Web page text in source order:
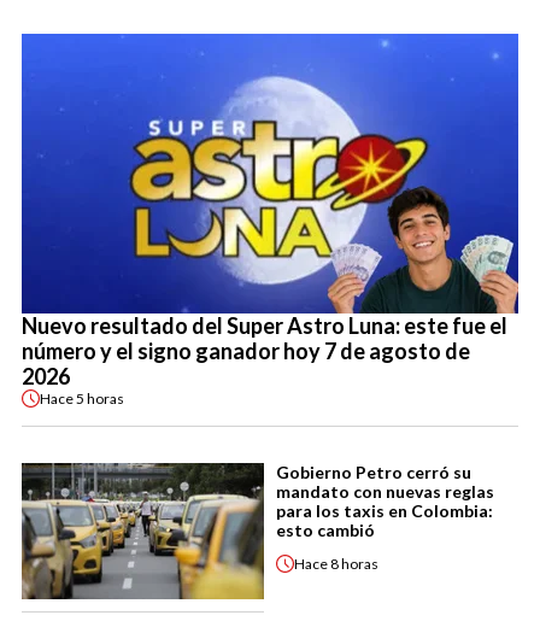
Nuevo resultado del Super Astro Luna: este fue el
número y el signo ganador hoy 7 de agosto de
2026
Hace5 horas
Gobierno Petro cerró su
mandato con nuevas reglas
para los taxis en Colombia:
esto cambió
Hace8 horas